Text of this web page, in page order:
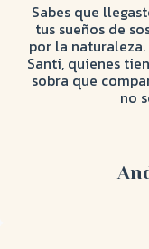
Sabes que
tus sueños de
por la
Santi, quienes
sobra que
no